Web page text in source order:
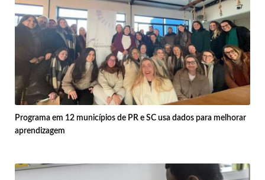
Programa em 12 municípios de PR e SC usa dados para melhorar
aprendizagem